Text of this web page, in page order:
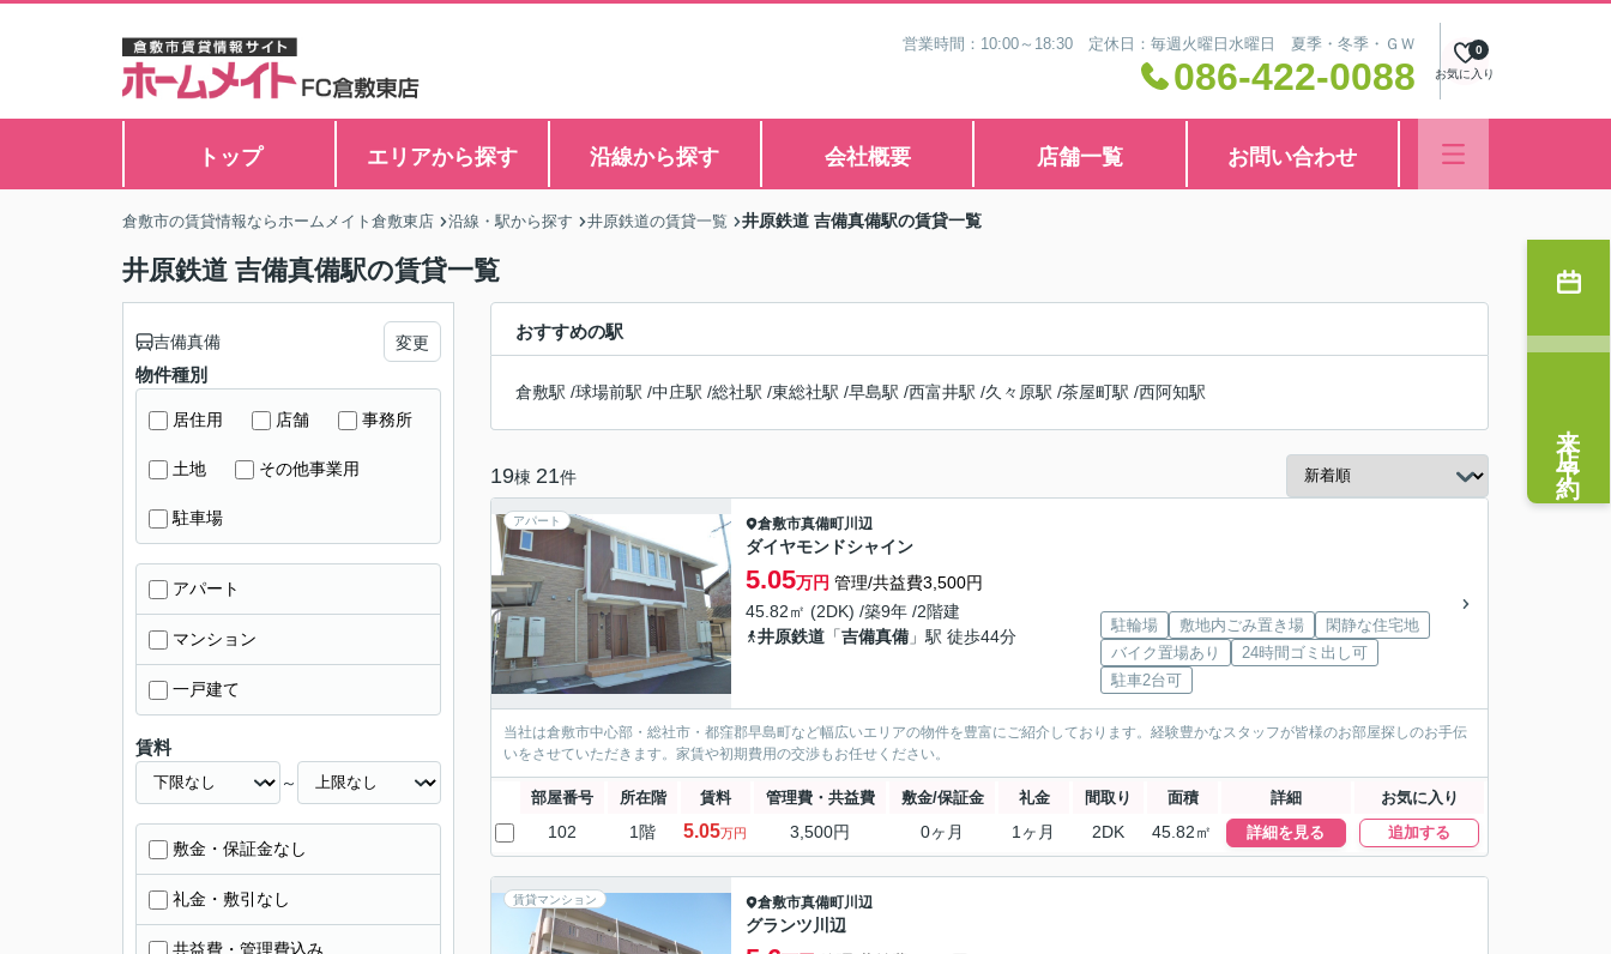
営業時間：10:00～18:30 定休日：毎週火曜日水曜日 夏季・冬季・ＧＷ
086-422-0088 お気に入り
0
トップ エリアから探す 沿線から探す 会社概要 店舗一覧 お問い合わせ
倉敷市の賃貸情報ならホームメイト倉敷東店 沿線・駅から探す 井原鉄道の賃貸一覧 井原鉄道 吉備真備駅の賃貸一覧
井原鉄道 吉備真備駅の賃貸一覧
おすすめの駅
倉敷駅 /球場前駅 /中庄駅 /総社駅 /東総社駅 /早島駅 /西富井駅 /久々原駅 /茶屋町駅 /西阿知駅
19棟 21件
アパート 倉敷市真備町川辺
ダイヤモンドシャイン
5.05万円 管理/共益費3,500円
45.82㎡ (2DK) /築9年 /2階建
井原鉄道 「吉備真備 」駅 徒歩44分
駐輪場 敷地内ごみ置き場
閑静な住宅地
バイク置場あり
24時間ゴミ出し可
駐車2台可
当社は倉敷市中心部・総社市・都窪郡早島町など幅広いエリアの物件を豊富にご紹介しております。経験豊かなスタッフが皆様のお部屋探しのお手伝
いをさせていただきます。家賃や初期費用の交渉もお任せください。
部屋番号 所在階 賃料 管理費・共益費 敷金/保証金 礼金 間取り 面積 詳細 お気に入り
102 1階 5.05万円 3,500円 0ヶ月 1ヶ月 2DK 45.82㎡ 詳細を見る 追加する
賃貸マンション 倉敷市真備町川辺
グランツ川辺
吉備真備 変更
物件種別
居住用 店舗 事務所
土地 その他事業用
駐車場
アパート
マンション
一戸建て
賃料
～
敷金・保証金なし
礼金・敷引なし
共益費・管理費込み
来店予約